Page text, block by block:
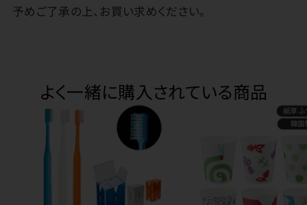
予めご了承の上、お買い求めください。
よく一緒に購入されている商品